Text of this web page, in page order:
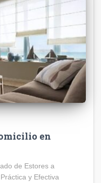
en
de Estores a
y Efectiva